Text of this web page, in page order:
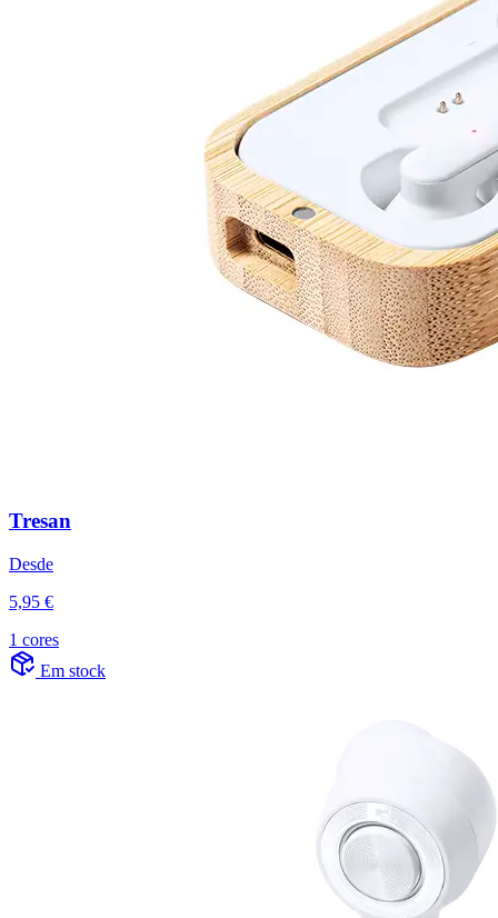
Tresan
Desde
5,95 €
1 cores
Em stock